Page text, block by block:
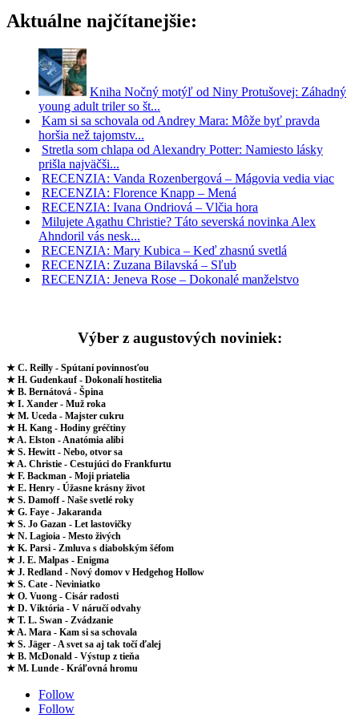
Aktuálne najčítanejšie:
Kniha Nočný motýľ od Niny Protušovej: Záhadný
young adult triler so št...
Kam si sa schovala od Andrey Mara: Môže byť pravda
horšia než tajomstv...
Stretla som chlapa od Alexandry Potter: Namiesto lásky
prišla najväčši...
RECENZIA: Vanda Rozenbergová – Mágovia vedia viac
RECENZIA: Florence Knapp – Mená
RECENZIA: Ivana Ondriová – Vlčia hora
Milujete Agathu Christie? Táto severská novinka Alex
Ahndoril vás nesk...
RECENZIA: Mary Kubica – Keď zhasnú svetlá
RECENZIA: Zuzana Bilavská – Sľub
RECENZIA: Jeneva Rose – Dokonalé manželstvo
Výber z augustových noviniek:
★ C. Reilly - Spútaní povinnosťou
★ H. Gudenkauf - Dokonalí hostitelia
★ B. Bernátová - Špina
★ I. Xander - Muž roka
★ M. Uceda - Majster cukru
★ H. Kang - Hodiny gréčtiny
★ A. Elston - Anatómia alibi
★ S. Hewitt - Nebo, otvor sa
★ A. Christie - Cestujúci do Frankfurtu
★ F. Backman - Moji priatelia
★ E. Henry - Úžasne krásny život
★ S. Damoff - Naše svetlé roky
★ G. Faye - Jakaranda
★ S. Jo Gazan - Let lastovičky
★ N. Lagioia - Mesto živých
★ K. Parsi - Zmluva s diabolským šéfom
★ J. E. Malpas - Enigma
★ J. Redland - Nový domov v Hedgehog Hollow
★ S. Cate - Neviniatko
★ O. Vuong - Cisár radosti
★ D. Viktória - V náručí odvahy
★ T. L. Swan - Zvádzanie
★ A. Mara - Kam si sa schovala
★ S. Jäger - A svet sa aj tak točí ďalej
★ B. McDonald - Výstup z tieňa
★ M. Lunde - Kráľovná hromu
Follow
Follow